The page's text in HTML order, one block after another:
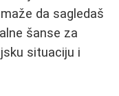
da sagledaš
šanse za
situaciju i